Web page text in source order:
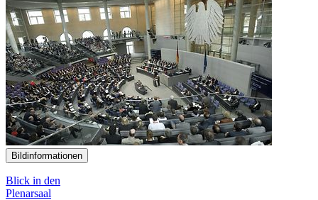
Bildinformationen
Blick in den
Plenarsaal